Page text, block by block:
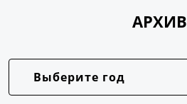
АРХИВ
Выберите год